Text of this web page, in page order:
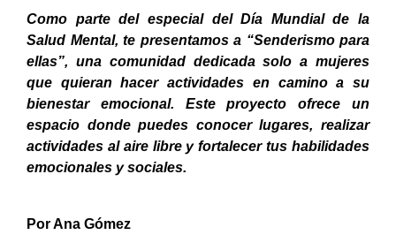
Como parte del especial del Día Mundial de la
Salud Mental, te presentamos a “Senderismo para
ellas”, una comunidad dedicada solo a mujeres
que quieran hacer actividades en camino a su
bienestar emocional. Este proyecto ofrece un
espacio donde puedes conocer lugares, realizar
actividades al aire libre y fortalecer tus habilidades
emocionales y sociales.
Por Ana Gómez